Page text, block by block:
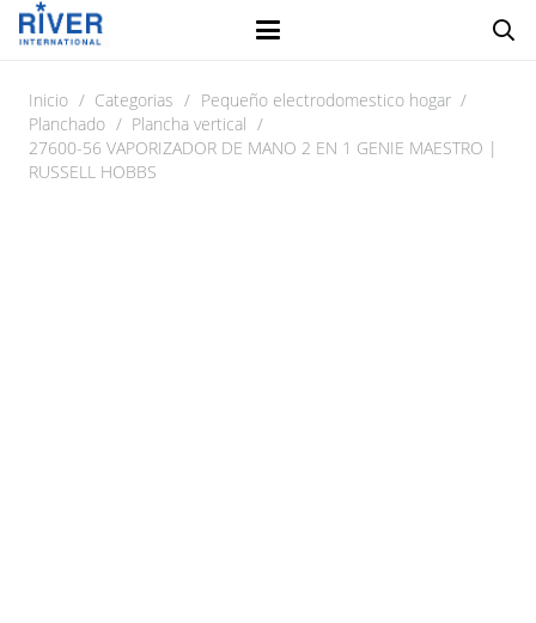
Inicio / Categorias / Pequeño electrodomestico hogar /
Planchado / Plancha vertical /
27600-56 VAPORIZADOR DE MANO 2 EN 1 GENIE MAESTRO |
RUSSELL HOBBS